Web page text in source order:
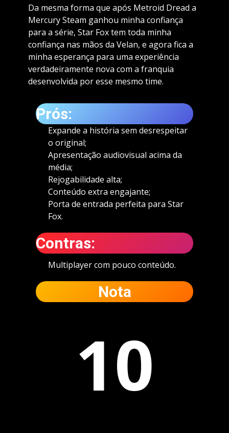
Da mesma forma que após Metroid Dread a
Mercury Steam ganhou minha confiança
para a série, Star Fox tem toda minha
confiança nas mãos da Velan, e agora fica a
minha esperança para uma experiência
verdadeiramente nova com a franquia
desenvolvida por esse mesmo time.
Prós:
Expande a história sem desrespeitar
o original;
Apresentação audiovisual acima da
média;
Rejogabilidade alta;
Conteúdo extra engajante;
Porta de entrada perfeita para Star
Fox.
Contras:
Multiplayer com pouco conteúdo.
Nota
10